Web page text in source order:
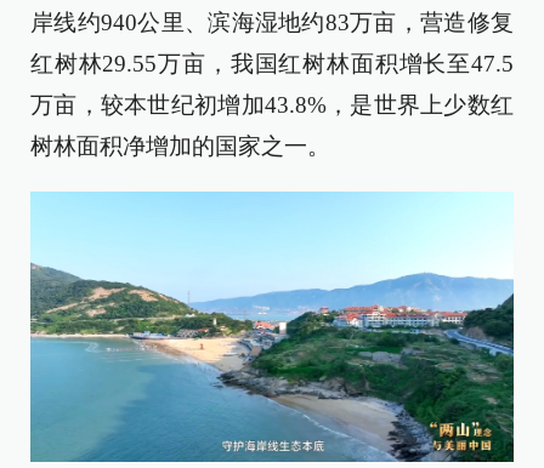
岸线约940公里、滨海湿地约83万亩，营造修复
红树林29.55万亩，我国红树林面积增长至47.5
万亩，较本世纪初增加43.8%，是世界上少数红
树林面积净增加的国家之一。